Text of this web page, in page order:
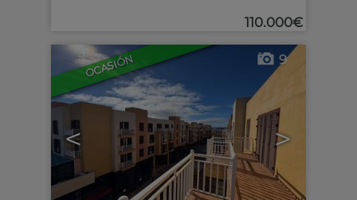
110.000€
OCASIÓN
< >
9